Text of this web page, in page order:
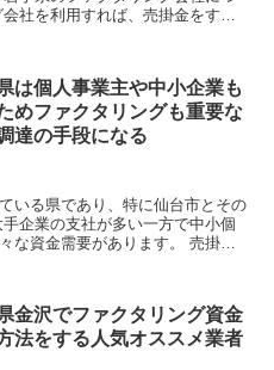
社を利用すれば、売掛金をすぐ
は個人事業主や中小企業も
めファクタリングも重要な
達の手段になる
いる県であり、特に仙台市とその
企業の支社が多い一方で中小個
な資金需要があります。 売掛金
金沢でファクタリング資金
法をする人気オススメ業者